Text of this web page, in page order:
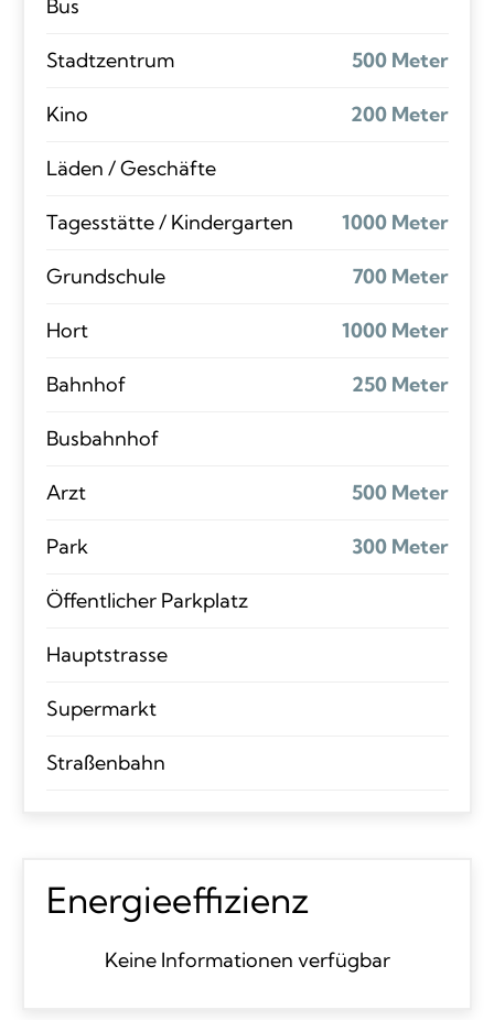
Bus
Stadtzentrum 500 Meter
Kino 200 Meter
Läden / Geschäfte
Tagesstätte / Kindergarten 1000 Meter
Grundschule 700 Meter
Hort 1000 Meter
Bahnhof 250 Meter
Busbahnhof
Arzt 500 Meter
Park 300 Meter
Öffentlicher Parkplatz
Hauptstrasse
Supermarkt
Straßenbahn
Energieeffizienz
Keine Informationen verfügbar